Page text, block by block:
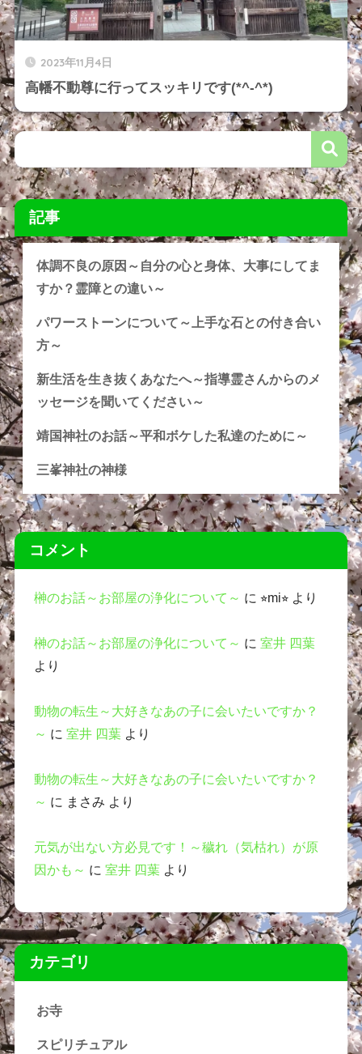
2023年11月4日
高幡不動尊に行ってスッキリです(*^-^*)
記事
体調不良の原因～自分の心と身体、大事にしてま
すか？霊障との違い～
パワーストーンについて～上手な石との付き合い
方～
新生活を生き抜くあなたへ～指導霊さんからのメ
ッセージを聞いてください～
靖国神社のお話～平和ボケした私達のために～
三峯神社の神様
コメント
榊のお話～お部屋の浄化について～ に ⭐︎mi⭐︎より
榊のお話～お部屋の浄化について～ に 室井 四葉
より
動物の転生～大好きなあの子に会いたいですか？
～ に 室井 四葉より
動物の転生～大好きなあの子に会いたいですか？
～ に まさみ より
元気が出ない方必見です！～穢れ（気枯れ）が原
因かも～ に 室井 四葉より
カテゴリ
お寺
スピリチュアル